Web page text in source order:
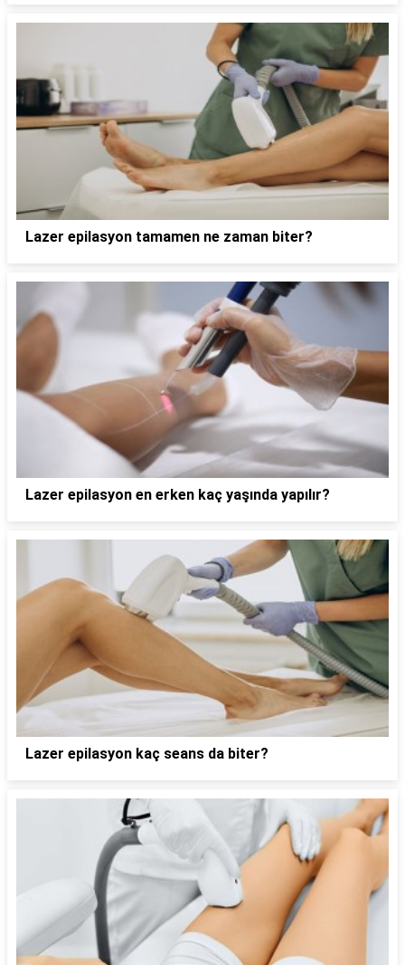
Lazer epilasyon tamamen ne zaman biter?
Lazer epilasyon en erken kaç yaşında yapılır?
Lazer epilasyon kaç seans da biter?